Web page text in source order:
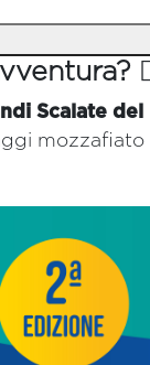
Scalate
mozzafiato